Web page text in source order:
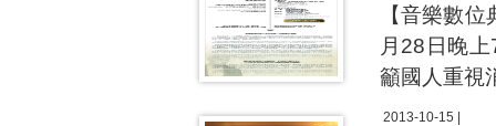
【音樂數
月28日晚
籲國人重視
2013-10-15 |